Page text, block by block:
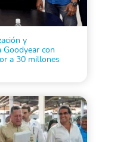
y
con
a 30 millones